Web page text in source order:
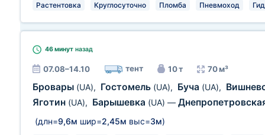
Растентовка Круглосуточно Пломба Пневмоход
46 минут назад
07.08–14.10 тент 10 т 70 м³
Бровары (UA), Гостомель (UA), Буча (UA),
Яготин (UA), Барышевка (UA) —
(длн=9,6м шир=2,45м выс=3м)